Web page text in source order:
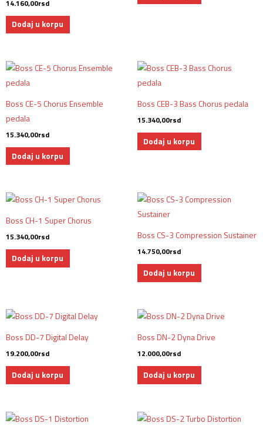
14.160,00rsd
Dodaj u korpu
Boss CE-5 Chorus Ensemble
pedala
15.340,00rsd
Dodaj u korpu
Boss CEB-3 Bass Chorus pedala
15.340,00rsd
Dodaj u korpu
Boss CH-1 Super Chorus
15.340,00rsd
Dodaj u korpu
Boss CS-3 Compression Sustainer
14.750,00rsd
Dodaj u korpu
Boss DD-7 Digital Delay
19.200,00rsd
Dodaj u korpu
Boss DN-2 Dyna Drive
12.000,00rsd
Dodaj u korpu